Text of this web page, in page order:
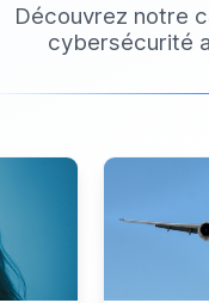
Découvrez notre
cybersécurité